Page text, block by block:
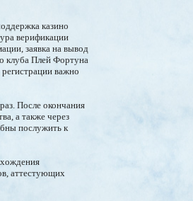
казино
верификации
заявка на вывод
клуба Плей Фортуна
важно
После окончания
а также через
послужить к
аттестующих